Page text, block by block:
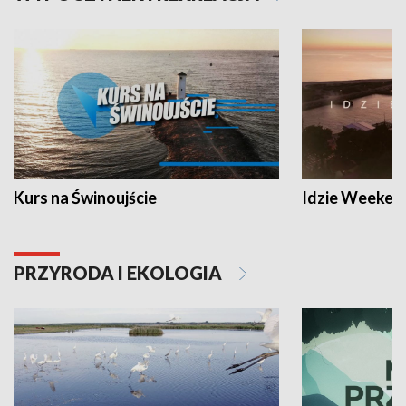
Kurs na Świnoujście Idzie
PRZYRODA I EKOLOGIA